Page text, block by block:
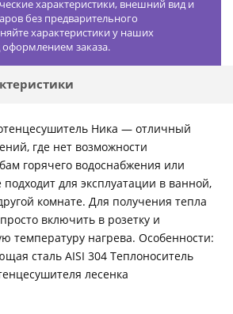
характеристики, внешний вид и
без предварительного
характеристики у наших
заказа.
Ника — отличный
где нет возможности
горячего водоснабжения или
для эксплуатации в ванной,
комнате. Для получения тепла
включить в розетку и
температуру нагрева. Особенности:
сталь AISI 304 Теплоноситель
лесенка